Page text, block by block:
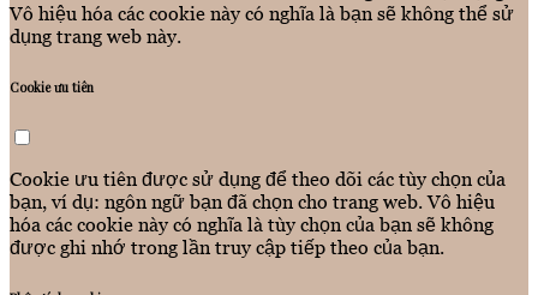
Vô hiệu hóa các cookie này có nghĩa là bạn sẽ không thể sử
dụng trang web này.
Cookie ưu tiên
Cookie ưu tiên được sử dụng để theo dõi các tùy chọn của
bạn, ví dụ: ngôn ngữ bạn đã chọn cho trang web. Vô hiệu
hóa các cookie này có nghĩa là tùy chọn của bạn sẽ không
được ghi nhớ trong lần truy cập tiếp theo của bạn.